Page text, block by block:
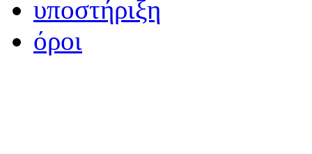
υποστήριξη
όροι